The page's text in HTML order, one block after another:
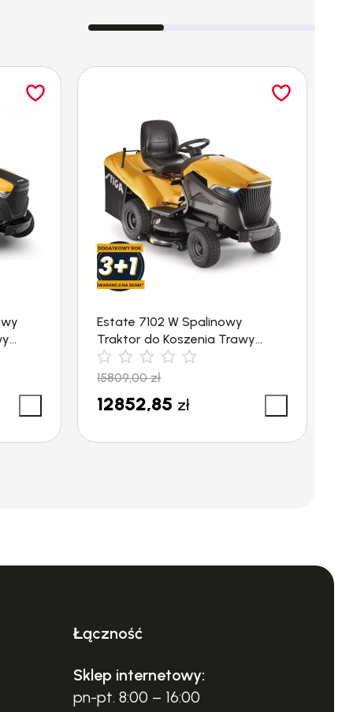
Estate 7102 W Spalinowy
Traktor do Koszenia Trawy
(102cm, 6000m²) Stiga
15809,00zł
12852,85 zł
Łączność
Sklep internetowy:
pn-pt. 8:00 – 16:00